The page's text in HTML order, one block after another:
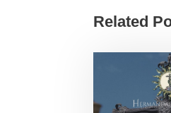
Related